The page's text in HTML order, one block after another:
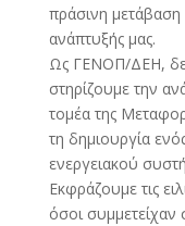
πράσινη μετάβαση
ανάπτυξής μας.
Ως ΓΕΝΟΠ/ΔΕΗ,
στηρίζουμε την
τομέα της
τη δημιουργία
ενεργειακού
Εκφράζουμε τις
όσοι